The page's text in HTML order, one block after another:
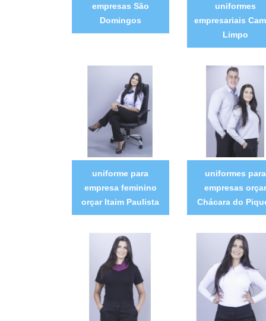
empresas São
Domingos
uniformes
empresariais
Limpo
uniforme para
empresa feminino
orçar Itaim Paulista
uniformes para
empresas orçar
Chácara do